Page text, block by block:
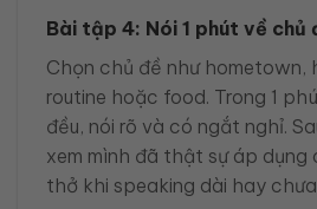
Bài tập 4: Nói 1 phút về chủ
Chọn chủ đề như hometown,
routine hoặc food. Trong 1
đều, nói rõ và có ngắt nghỉ.
xem mình đã thật sự áp dụng
thở khi speaking dài hay